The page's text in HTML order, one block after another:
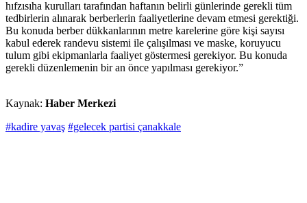
hıfzısıha kurulları tarafından haftanın belirli günlerinde gerekli tüm
tedbirlerin alınarak berberlerin faaliyetlerine devam etmesi gerektiği.
Bu konuda berber dükkanlarının metre karelerine göre kişi sayısı
kabul ederek randevu sistemi ile çalışılması ve maske, koruyucu
tulum gibi ekipmanlarla faaliyet göstermesi gerekiyor. Bu konuda
gerekli düzenlemenin bir an önce yapılması gerekiyor.”
Kaynak: Haber Merkezi
#kadire yavaş #gelecek partisi çanakkale